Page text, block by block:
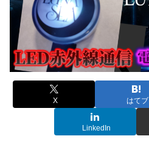
X はてブ
LinkedIn